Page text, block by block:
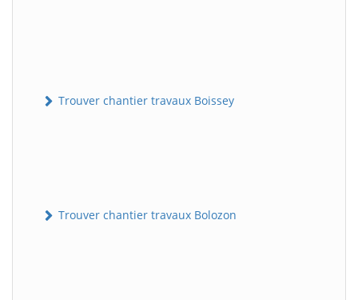
Trouver chantier travaux Boissey
Trouver chantier travaux Bolozon